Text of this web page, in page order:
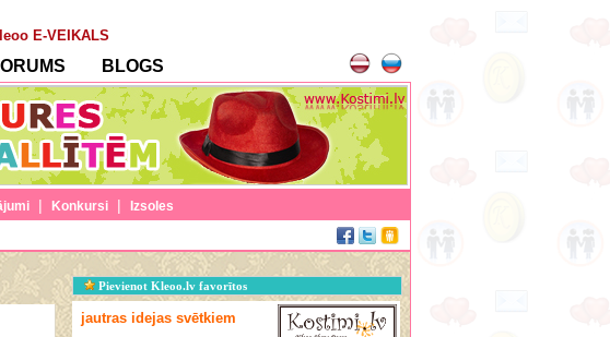
E-VEIKALS
BLOGS
| Konkursi |
Izsoles
Pievienot Kleoo.lv favorītos
jautras idejas svētkiem